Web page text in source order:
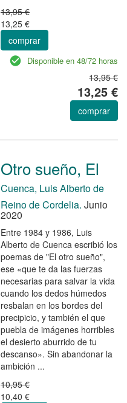
13,95 €
13,25 €
comprar
Disponible en 48/72 horas
13,95 €
13,25 €
comprar
Otro sueño, El
Cuenca, Luis Alberto de
Reino de Cordelia. Junio
2020
Entre 1984 y 1986, Luis
Alberto de Cuenca escribió los
poemas de "El otro sueño",
ese «que te da las fuerzas
necesarias para salvar la vida
cuando los dedos húmedos
resbalan en los bordes del
precipicio, y también el que
puebla de imágenes horribles
el desierto aburrido de tu
descanso». Sin abandonar la
ambición ...
10,95 €
10,40 €